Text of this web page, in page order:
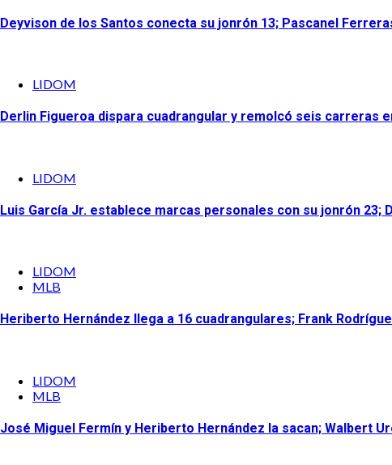
Deyvison de los Santos conecta su jonrón 13; Pascanel
LIDOM
Derlin Figueroa dispara cuadrangular y remolcó seis carreras
LIDOM
Luis García Jr. establece marcas personales con su jonrón 23;
LIDOM
MLB
Heriberto Hernández llega a 16 cuadrangulares; Frank
LIDOM
MLB
José Miguel Fermín y Heriberto Hernández la sacan; Walbert